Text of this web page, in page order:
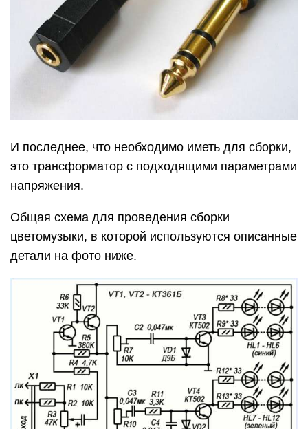
И последнее, что необходимо иметь для сборки,
это трансформатор с подходящими параметрами
напряжения.
Общая схема для проведения сборки
цветомузыки, в которой используются описанные
детали на фото ниже.